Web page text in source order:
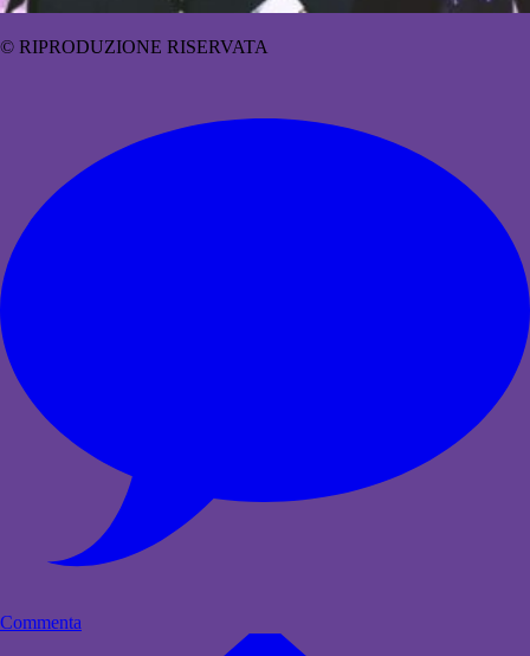
© RIPRODUZIONE RISERVATA
Commenta